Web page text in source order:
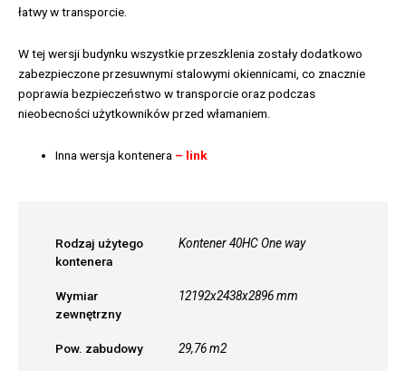
łatwy w transporcie.
W tej wersji budynku wszystkie przeszklenia zostały dodatkowo
zabezpieczone przesuwnymi stalowymi okiennicami, co znacznie
poprawia bezpieczeństwo w transporcie oraz podczas
nieobecności użytkowników przed włamaniem.
Inna wersja kontenera – link
Rodzaj użytego
kontenera
Kontener 40HC One way
Wymiar
zewnętrzny
12192x2438x2896 mm
Pow. zabudowy 29,76 m2